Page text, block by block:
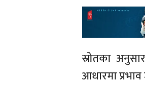
स्रोतका
आधारमा